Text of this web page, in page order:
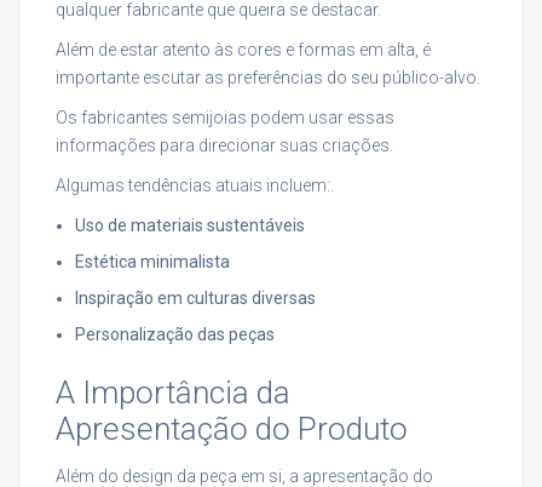
qualquer fabricante que queira se destacar.
Além de estar atento às cores e formas em alta, é
importante escutar as preferências do seu público-alvo.
Os fabricantes semijoias podem usar essas
informações para direcionar suas criações.
Algumas tendências atuais incluem:.
Uso de materiais sustentáveis
Estética minimalista
Inspiração em culturas diversas
Personalização das peças
A Importância da
Apresentação do Produto
Além do design da peça em si, a apresentação do